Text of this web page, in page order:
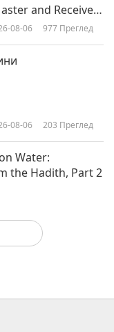
and Receive
08-06 977 Преглед
08-06 203 Преглед
Water:
the Hadith, Part 2
08-06